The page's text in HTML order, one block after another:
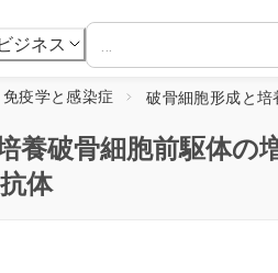
ビジネス
免疫学と感染症
養破骨細胞前駆体の
体